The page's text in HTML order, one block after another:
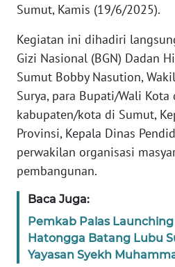
Sumut, Kamis (19/6/2025).
Kegiatan ini dihadiri
Gizi Nasional (BGN) Dadan
Sumut Bobby Nasution,
Surya, para Bupati/Wali Kota
kabupaten/kota di Sumut,
Provinsi, Kepala Dinas
perwakilan organisasi
pembangunan.
Baca Juga:
Pemkab Palas Launching
Hatongga Batang Lubu
Yayasan Syekh
JABAR
WN
NTT
WN
WN
PAPUA